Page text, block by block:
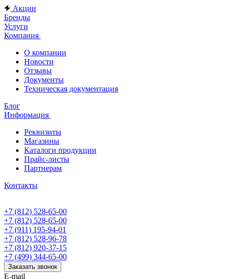
Акции
Бренды
Услуги
Компания
О компании
Новости
Отзывы
Документы
Техническая документация
Блог
Информация
Реквизиты
Магазины
Каталоги продукции
Прайс-листы
Партнерам
Контакты
+7 (812) 528-65-00
+7 (812) 528-65-00
+7 (911) 195-94-01
+7 (812) 528-96-78
+7 (812) 920-37-15
+7 (499) 344-65-00
Заказать звонок
E-mail